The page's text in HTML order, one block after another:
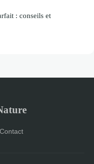
: conseils et
Contact